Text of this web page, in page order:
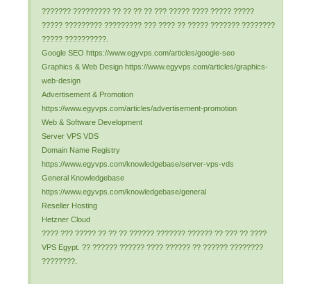
??????? ????????? ?? ?? ?? ?? ??? ????? ???? ????? ?????
????? ????????? ????????? ??? ???? ?? ????? ??????? ????????
????? ??????????.
Google SEO https://www.egyvps.com/articles/google-seo
Graphics & Web Design https://www.egyvps.com/articles/graphics-
web-design
Advertisement & Promotion
https://www.egyvps.com/articles/advertisement-promotion
Web & Software Development
Server VPS VDS
Domain Name Registry
https://www.egyvps.com/knowledgebase/server-vps-vds
General Knowledgebase
https://www.egyvps.com/knowledgebase/general
Reseller Hosting
Hetzner Cloud
???? ??? ????? ?? ?? ?? ?????? ??????? ?????? ?? ??? ?? ????
VPS Egypt. ?? ?????? ?????? ???? ?????? ?? ?????? ????????
????????.